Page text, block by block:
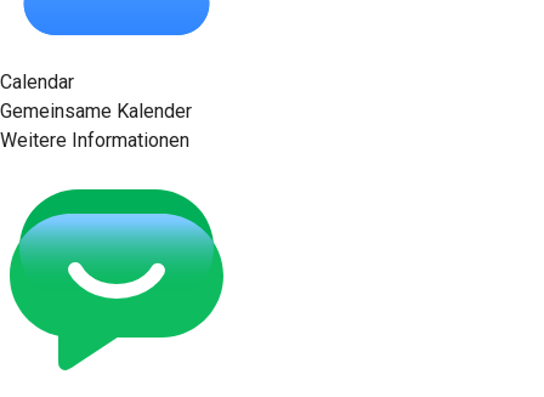
Calendar
Gemeinsame Kalender
Weitere Informationen